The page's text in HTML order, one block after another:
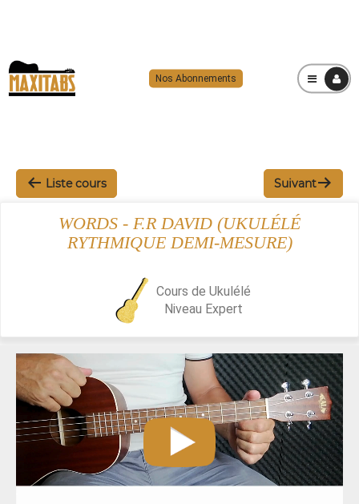
Nos Abonnements MENU
Liste cours Suivant
WORDS - F.R DAVID (UKULÉLÉ
RYTHMIQUE DEMI-MESURE)
Cours de Ukulélé
Niveau Expert